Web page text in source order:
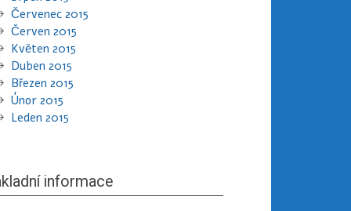
Červenec 2015
Červen 2015
Květen 2015
Duben 2015
Březen 2015
Únor 2015
Leden 2015
informace